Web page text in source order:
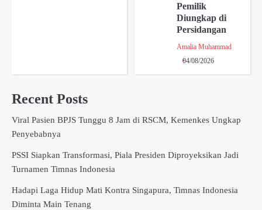
Pemilik
Diungkap di
Persidangan
Amalia Muhammad
04/08/2026
Recent Posts
Viral Pasien BPJS Tunggu 8 Jam di RSCM, Kemenkes Ungkap
Penyebabnya
PSSI Siapkan Transformasi, Piala Presiden Diproyeksikan Jadi
Turnamen Timnas Indonesia
Hadapi Laga Hidup Mati Kontra Singapura, Timnas Indonesia
Diminta Main Tenang